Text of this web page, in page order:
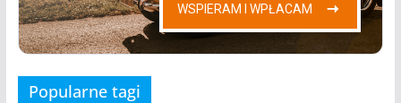
Popularne tagi